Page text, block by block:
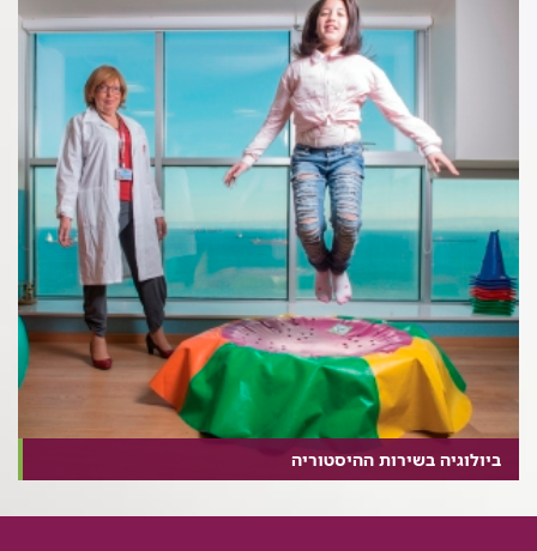
ביולוגיה בשירות ההיסטוריה